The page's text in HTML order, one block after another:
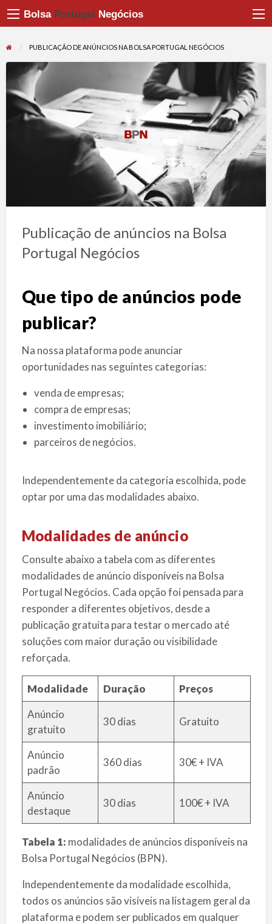
Bolsa Portugal Negócios
PUBLICAÇÃO DE ANÚNCIOS NA BOLSA PORTUGAL NEGÓCIOS
Publicação de anúncios na Bolsa
Portugal Negócios
Que tipo de anúncios pode
publicar?
Na nossa plataforma pode anunciar
oportunidades nas seguintes categorias:
venda de empresas;
compra de empresas;
investimento imobiliário;
parceiros de negócios.
Independentemente da categoria escolhida, pode
optar por uma das modalidades abaixo.
Modalidades de anúncio
Consulte abaixo a tabela com as diferentes
modalidades de anúncio disponíveis na Bolsa
Portugal Negócios. Cada opção foi pensada para
responder a diferentes objetivos, desde a
publicação gratuita para testar o mercado até
soluções com maior duração ou visibilidade
reforçada.
Modalidade Duração
Preços
Anúncio
gratuito
30 dias Gratuito
Anúncio
padrão
360 dias 30€ + IVA
Anúncio
destaque
30 dias 100€ + IVA
Tabela 1: modalidades de anúncios disponíveis na
Bolsa Portugal Negócios (BPN).
Independentemente da modalidade escolhida,
todos os anúncios são visíveis na listagem geral da
plataforma e podem ser publicados em qualquer